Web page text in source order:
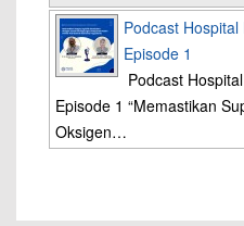
Podcast
Episode 1
Podcast
Episode 1 “Memastikan
Oksigen…